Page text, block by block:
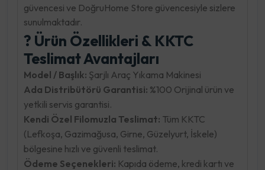
güvencesi ve DoğruHome Store güvencesiyle sizlere
sunulmaktadır.
? Ürün Özellikleri & KKTC
Teslimat Avantajları
Model / Başlık: Şarjlı Araç Yıkama Makinesi
Ada Distribütörü Garantisi: %100 Orijinal ürün ve
yetkili servis garantisi.
Kendi Özel Filomuzla Teslimat: Tüm KKTC
(Lefkoşa, Gazimağusa, Girne, Güzelyurt, İskele)
bölgesine hızlı ve güvenli teslimat.
Ödeme Seçenekleri: Kapıda ödeme, kredi kartı ve